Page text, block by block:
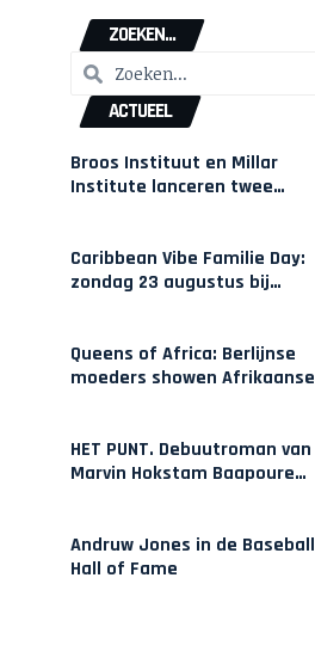
ZOEKEN...
ACTUEEL
Broos Instituut en Millar
Institute lanceren twee
Caribbean Vibe Familie Day:
zondag 23 augustus bij
Queens of Africa: Berlijnse
moeders showen Afrikaanse
HET PUNT. Debuutroman van
Marvin Hokstam Baapoure
Andruw Jones in de Baseball
Hall of Fame